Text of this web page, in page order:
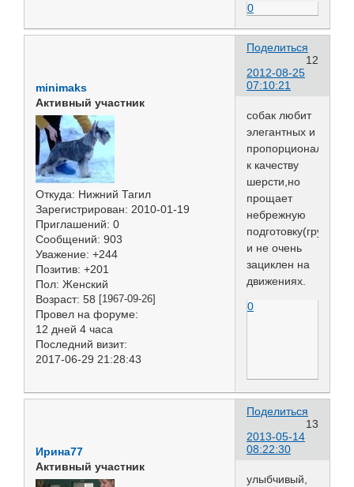
0
Поделиться
12
2012-08-25
07:10:21
minimaks
Активный участник
Откуда: Нижний Тагил
Зарегистрирован: 2010-01-19
Приглашений: 0
Сообщений: 903
Уважение: +244
Позитив: +201
Пол: Женский
Возраст: 58 [1967-09-26]
Провел на форуме:
12 дней 4 часа
Последний визит:
2017-06-29 21:28:43
собак любит
элегантных и
к качеству
шерсти,но
прощает
небрежную
и не очень
зациклен на
движениях.
0
Поделиться
13
2013-05-14
08:22:30
Ирина77
Активный участник
улыбчивый,